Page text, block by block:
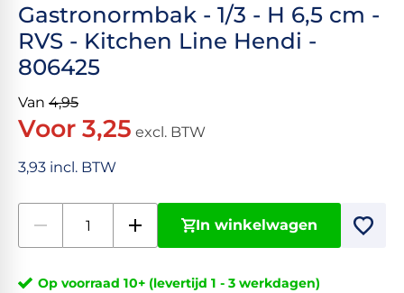
Gastronormbak - 1/3 - H 6,5 cm -
RVS - Kitchen Line Hendi -
806425
Van 4,95
Voor 3,25 excl. BTW
3,93 incl. BTW
In winkelwagen
Op voorraad 10+ (levertijd 1 - 3 werkdagen)